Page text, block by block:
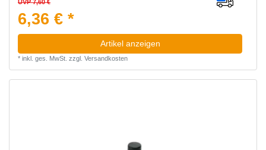
UVP 7,60 €
6,36 € *
Artikel anzeigen
* inkl. ges. MwSt. zzgl. Versandkosten